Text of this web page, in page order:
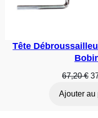
Tête
67,20€
Ajouter au